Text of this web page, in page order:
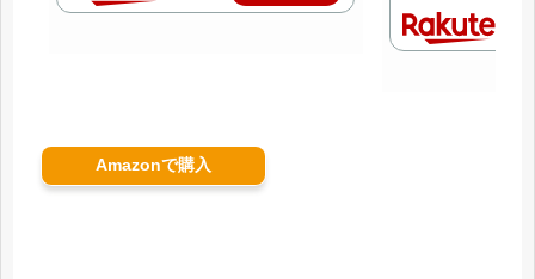
Amazonで購入